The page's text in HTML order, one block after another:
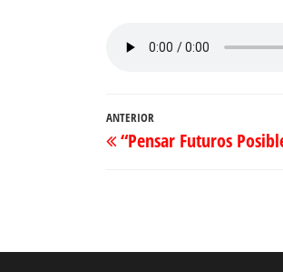
Navegación
de
Entrada
anterior
ANTERIOR
“Pensar Futuros